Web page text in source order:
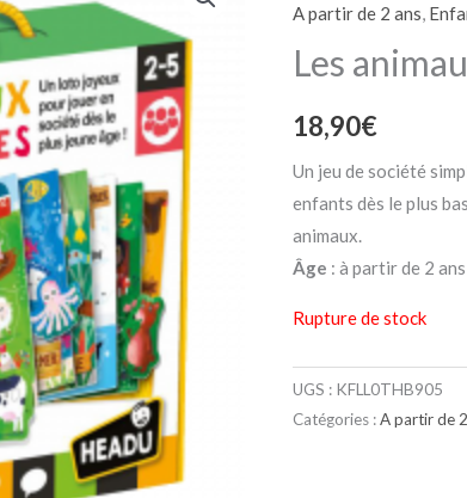
A partir de 2 ans,
Les
18,90€
Un jeu de société
enfants dès le plus
animaux.
Âge : à partir de 2 ans
Rupture de stock
UGS : KFLL0THB905
Catégories :A partir de